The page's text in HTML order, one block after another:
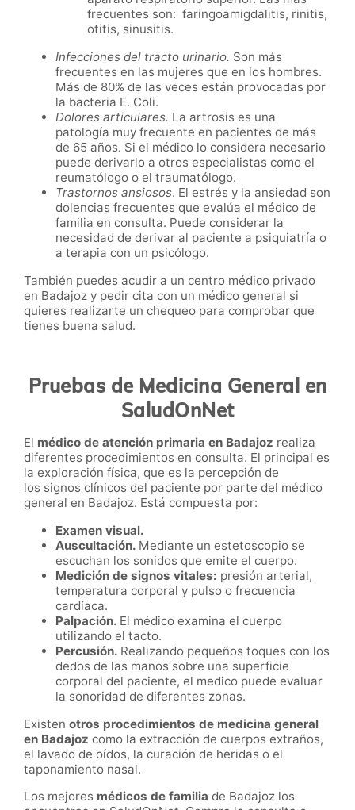
frecuentes son: faringoamigdalitis, rinitis,
otitis, sinusitis.
Infecciones del tracto urinario. Son más
frecuentes en las mujeres que en los hombres.
Más de 80% de las veces están provocadas por
la bacteria E. Coli.
Dolores articulares. La artrosis es una
patología muy frecuente en pacientes de más
de 65 años. Si el médico lo considera necesario
puede derivarlo a otros especialistas como el
reumatólogo o el traumatólogo.
Trastornos ansiosos. El estrés y la ansiedad son
dolencias frecuentes que evalúa el médico de
familia en consulta. Puede considerar la
necesidad de derivar al paciente a psiquiatría o
a terapia con un psicólogo.
También puedes acudir a un centro médico privado
en Badajoz y pedir cita con un médico general si
quieres realizarte un chequeo para comprobar que
tienes buena salud.
Pruebas de Medicina General en
SaludOnNet
El médico de atención primaria en Badajoz realiza
diferentes procedimientos en consulta. El principal es
la exploración física, que es la percepción de
los signos clínicos del paciente por parte del médico
general en Badajoz. Está compuesta por:
Examen visual.
Auscultación. Mediante un estetoscopio se
escuchan los sonidos que emite el cuerpo.
Medición de signos vitales: presión arterial,
temperatura corporal y pulso o frecuencia
cardíaca.
Palpación. El médico examina el cuerpo
utilizando el tacto.
Percusión. Realizando pequeños toques con los
dedos de las manos sobre una superficie
corporal del paciente, el medico puede evaluar
la sonoridad de diferentes zonas.
Existen otros procedimientos de medicina general
en Badajoz como la extracción de cuerpos extraños,
el lavado de oídos, la curación de heridas o el
taponamiento nasal.
Los mejores médicos de familia de Badajoz los